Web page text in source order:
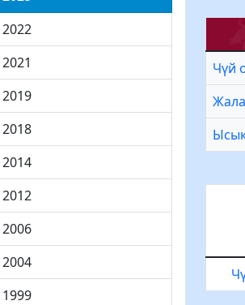
2022
2021
2019
2018
2014
2012
2006
2004
1999
Чүй